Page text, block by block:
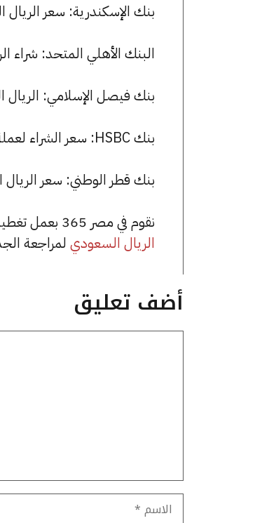
بنك الإسكندرية: سعر الريال السعودي الآن 13.11
البنك الأهلي المتحد: شراء الريال السعودي بسعر
بنك فيصل الإسلامي: الريال السعودي يسجل 13.05
بنك HSBC: سعر الشراء لعملة الريال السعودي هو 13.12 جنيها، وسعر البيع هو 13.15 جنيها.
بنك قطر الوطني: سعر الريال السعودي الآن 13.05
نقوم في مصر 365 بعمل تغطية مميزة لسعر الريال السعودي في مصر، يمكنك الاطلاع على صفحة
الريال السعودي لمراجعة
أضف تعليق
الاسم